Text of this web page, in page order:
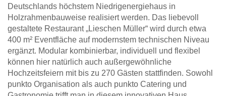
Deutschlands höchstem Niedrigenergiehaus in
Holzrahmenbauweise realisiert werden. Das liebevoll
gestaltete Restaurant „Lieschen Müller“ wird durch etwa
400 m² Eventfläche auf modernstem technischen Niveau
ergänzt. Modular kombinierbar, individuell und flexibel
können hier natürlich auch außergewöhnliche
Hochzeitsfeiern mit bis zu 270 Gästen stattfinden. Sowohl
punkto Organisation als auch punkto Catering und